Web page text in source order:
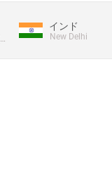
Capitalonline Data Service (HK) Co
インド
New Delhi